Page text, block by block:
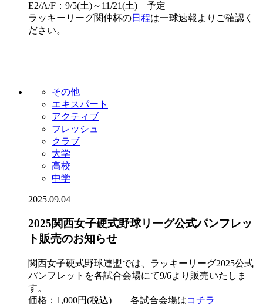
E2/A/F：9/5(土)～11/21(土) 予定
ラッキーリーグ関仲杯の日程は一球速報よりご確認く
ださい。
その他
エキスパート
アクティブ
フレッシュ
クラブ
大学
高校
中学
2025.09.04
2025関西女子硬式野球リーグ公式パンフレッ
ト販売のお知らせ
関西女子硬式野球連盟では、ラッキーリーグ2025公式
パンフレットを各試合会場にて9/6より販売いたしま
す。
価格：1,000円(税込) 各試合会場はコチラ